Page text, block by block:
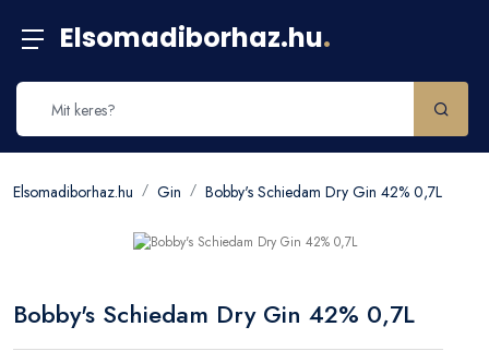
Elsomadiborhaz.hu.
Elsomadiborhaz.hu Gin Bobby's Schiedam Dry Gin 42% 0,7L
Bobby's Schiedam Dry Gin 42% 0,7L